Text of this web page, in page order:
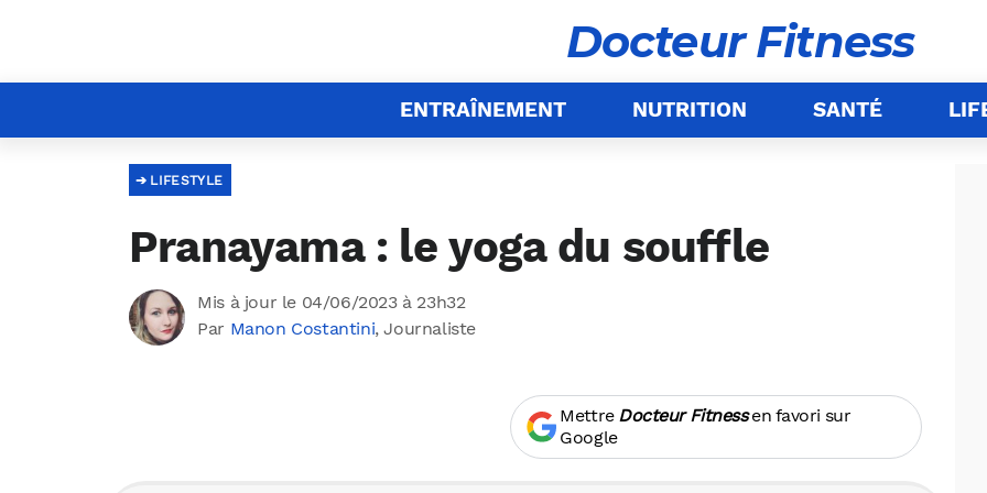
Docteur Fitness
ENTRAÎNEMENT NUTRITION SANTÉ
LIFESTYLE
Pranayama : le yoga du souffle
Mis à jour le 04/06/2023 à 23h32
Par Manon Costantini, Journaliste
Mettre Docteur Fitnessen favori sur
Google